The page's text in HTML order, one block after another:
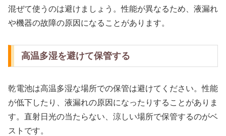
混ぜて使うのは避けましょう。性能が異なるため、液漏れ
や機器の故障の原因になることがあります。
高温多湿を避けて保管する
乾電池は高温多湿な場所での保管は避けてください。性能
が低下したり、液漏れの原因になったりすることがありま
す。直射日光の当たらない、涼しい場所で保管するのがベ
ストです。